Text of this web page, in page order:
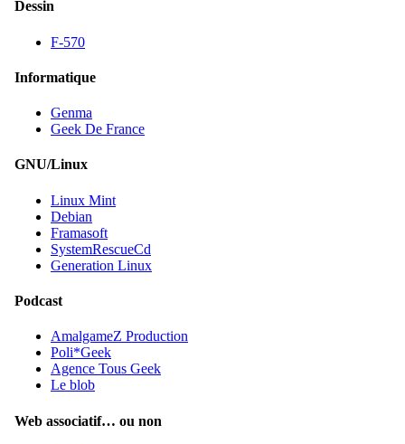
Dessin
F-570
Informatique
Genma
Geek De France
GNU/Linux
Linux Mint
Debian
Framasoft
SystemRescueCd
Generation Linux
Podcast
AmalgameZ Production
Poli*Geek
Agence Tous Geek
Le blob
Web associatif… ou non